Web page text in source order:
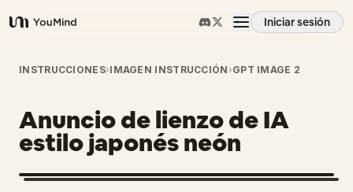
YouMind
Iniciar sesión
Resumen
Casos de uso
Habilidades
INSTRUCCIONES›IMAGEN INSTRUCCIÓN ›GPT IMAGE 2
Anuncio de lienzo de IA
estilo japonés neón